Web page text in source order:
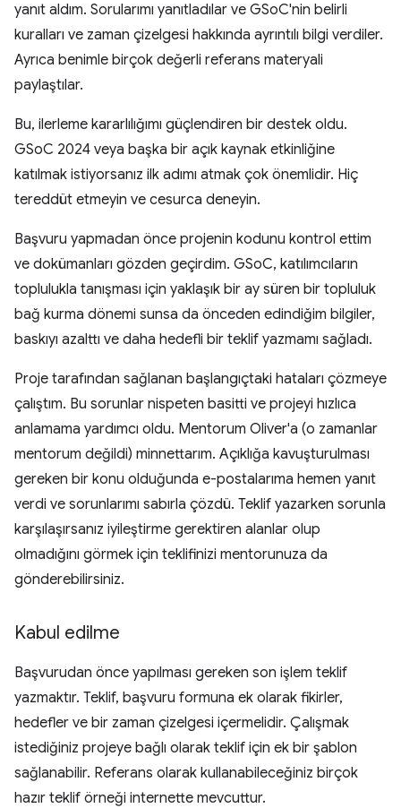
yanıt aldım. Sorularımı yanıtladılar ve GSoC'nin belirli
kuralları ve zaman çizelgesi hakkında ayrıntılı bilgi verdiler.
Ayrıca benimle birçok değerli referans materyali
paylaştılar.
Bu, ilerleme kararlılığımı güçlendiren bir destek oldu.
GSoC 2024 veya başka bir açık kaynak etkinliğine
katılmak istiyorsanız ilk adımı atmak çok önemlidir. Hiç
tereddüt etmeyin ve cesurca deneyin.
Başvuru yapmadan önce projenin kodunu kontrol ettim
ve dokümanları gözden geçirdim. GSoC, katılımcıların
toplulukla tanışması için yaklaşık bir ay süren bir topluluk
bağ kurma dönemi sunsa da önceden edindiğim bilgiler,
baskıyı azalttı ve daha hedefli bir teklif yazmamı sağladı.
Proje tarafından sağlanan başlangıçtaki hataları çözmeye
çalıştım. Bu sorunlar nispeten basitti ve projeyi hızlıca
anlamama yardımcı oldu. Mentorum Oliver'a (o zamanlar
mentorum değildi) minnettarım. Açıklığa kavuşturulması
gereken bir konu olduğunda e-postalarıma hemen yanıt
verdi ve sorunlarımı sabırla çözdü. Teklif yazarken sorunla
karşılaşırsanız iyileştirme gerektiren alanlar olup
olmadığını görmek için teklifinizi mentorunuza da
gönderebilirsiniz.
Kabul edilme
Başvurudan önce yapılması gereken son işlem teklif
yazmaktır. Teklif, başvuru formuna ek olarak fikirler,
hedefler ve bir zaman çizelgesi içermelidir. Çalışmak
istediğiniz projeye bağlı olarak teklif için ek bir şablon
sağlanabilir. Referans olarak kullanabileceğiniz birçok
hazır teklif örneği internette mevcuttur.